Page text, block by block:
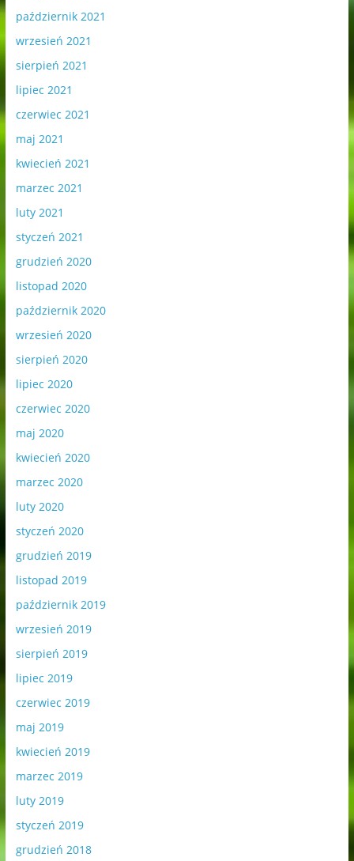
październik 2021
wrzesień 2021
sierpień 2021
lipiec 2021
czerwiec 2021
maj 2021
kwiecień 2021
marzec 2021
luty 2021
styczeń 2021
grudzień 2020
listopad 2020
październik 2020
wrzesień 2020
sierpień 2020
lipiec 2020
czerwiec 2020
maj 2020
kwiecień 2020
marzec 2020
luty 2020
styczeń 2020
grudzień 2019
listopad 2019
październik 2019
wrzesień 2019
sierpień 2019
lipiec 2019
czerwiec 2019
maj 2019
kwiecień 2019
marzec 2019
luty 2019
styczeń 2019
grudzień 2018